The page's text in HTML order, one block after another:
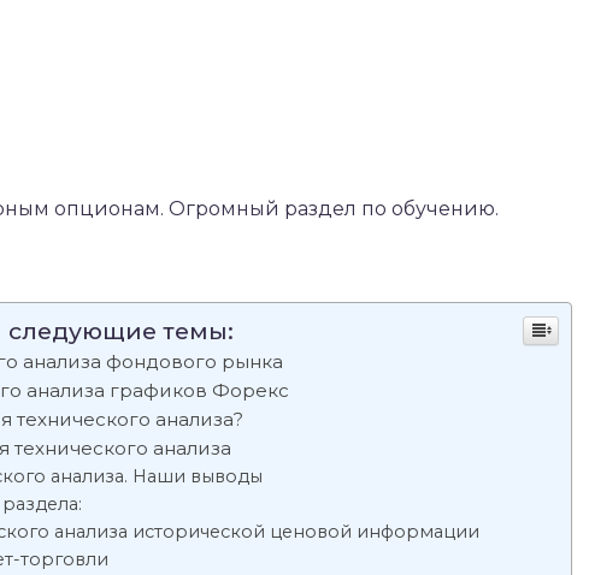
опционам. Огромный раздел по обучению.
следующие темы:
анализа фондового рынка
анализа графиков Форекс
анализа?
анализа
анализа. Наши выводы
анализа исторической ценовой информации
торговли